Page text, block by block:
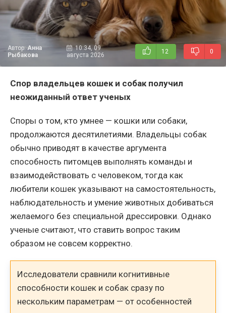
Автор: Анна
Рыбакова
10:34, 09
августа 2026
12 0
Спор владельцев кошек и собак получил
неожиданный ответ ученых
Споры о том, кто умнее — кошки или собаки,
продолжаются десятилетиями. Владельцы собак
обычно приводят в качестве аргумента
способность питомцев выполнять команды и
взаимодействовать с человеком, тогда как
любители кошек указывают на самостоятельность,
наблюдательность и умение животных добиваться
желаемого без специальной дрессировки. Однако
ученые считают, что ставить вопрос таким
образом не совсем корректно.
Исследователи сравнили когнитивные
способности кошек и собак сразу по
нескольким параметрам — от особенностей